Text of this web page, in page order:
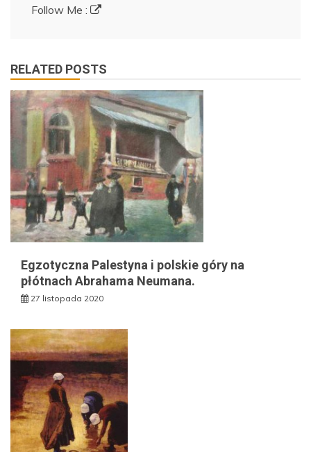
Follow Me :
RELATED POSTS
Egzotyczna Palestyna i polskie góry na
płótnach Abrahama Neumana.
27 listopada 2020